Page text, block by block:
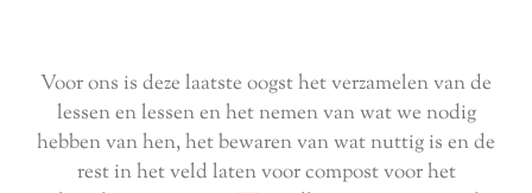
Voor ons is deze laatste oogst het verzamelen van de
lessen en lessen en het nemen van wat we nodig
hebben van hen, het bewaren van wat nuttig is en de
rest in het veld laten voor compost voor het